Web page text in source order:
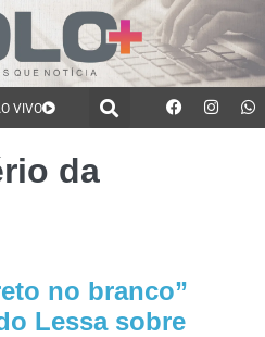
VIVO
da
no branco”
Lessa sobre